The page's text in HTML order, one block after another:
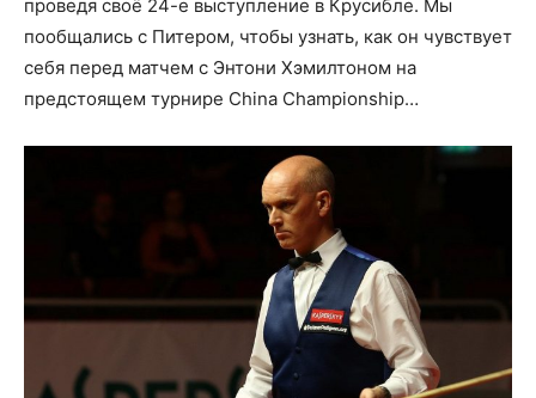
проведя своё 24-е выступление в Крусибле. Мы
пообщались с Питером, чтобы узнать, как он чувствует
себя перед матчем с Энтони Хэмилтоном на
предстоящем турнире China Championship…